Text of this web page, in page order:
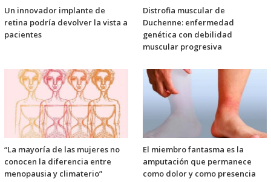
Un innovador implante de
retina podría devolver la vista a
pacientes
Distrofia muscular de
Duchenne: enfermedad
genética con debilidad
muscular progresiva
“La mayoría de las mujeres no
conocen la diferencia entre
menopausia y climaterio”
El miembro fantasma es la
amputación que permanece
como dolor y como presencia